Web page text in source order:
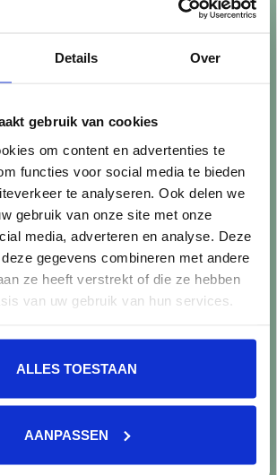
Details Over
gebruik van cookies
om content en advertenties te
functies voor social media te bieden
te analyseren. Ook delen we
gebruik van onze site met onze
media, adverteren en analyse. Deze
gegevens combineren met andere
ze heeft verstrekt of die ze hebben
van uw gebruik van hun services.
ALLES TOESTAAN
AANPASSEN
Controle vóór verwerking
Garantie & klachten
Mix & Match
Klantenservice
Veelgestelde vragen
Over TegelStore.nl
Contact
Algemene voorwaarden
Privacy Policy
Producten
Alle producten
Nieuwe producten
Merken
Tags